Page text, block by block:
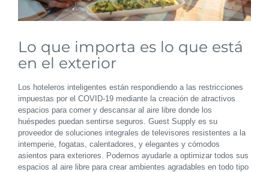
Lo que importa es lo que está
en el exterior
Los hoteleros inteligentes están respondiendo a las restricciones
impuestas por el COVID-19 mediante la creación de atractivos
espacios para comer y descansar al aire libre donde los
huéspedes puedan sentirse seguros. Guest Supply es su
proveedor de soluciones integrales de televisores resistentes a la
intemperie, fogatas, calentadores, y elegantes y cómodos
asientos para exteriores. Podemos ayudarle a optimizar todos sus
espacios al aire libre para crear ambientes agradables en todo tipo